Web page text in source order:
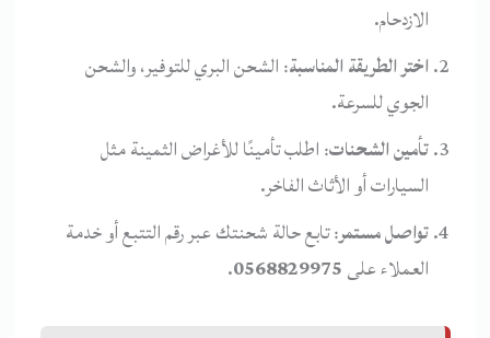
الازدحام.
اختر الطريقة المناسبة: الشحن البري للتوفير، والشحن
الجوي للسرعة.
تأمين الشحنات: اطلب تأمينًا للأغراض الثمينة مثل
السيارات أو الأثاث الفاخر.
تواصل مستمر: تابع حالة شحنتك عبر رقم التتبع أو خدمة
العملاء على0568829975
.